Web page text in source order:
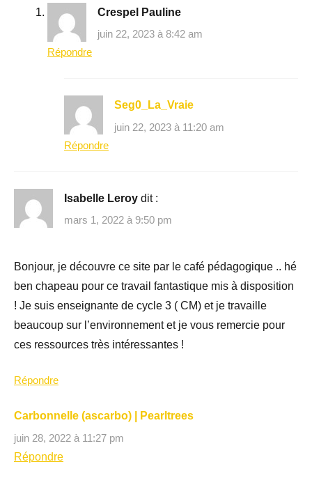
Crespel Pauline
juin 22, 2023 à 8:42 am
Répondre
Seg0_La_Vraie
juin 22, 2023 à 11:20 am
Répondre
Isabelle Leroy dit :
mars 1, 2022 à 9:50 pm
Bonjour, je découvre ce site par le café pédagogique .. hé
ben chapeau pour ce travail fantastique mis à disposition
! Je suis enseignante de cycle 3 ( CM) et je travaille
beaucoup sur l’environnement et je vous remercie pour
ces ressources très intéressantes !
Répondre
Carbonnelle (ascarbo) | Pearltrees
juin 28, 2022 à 11:27 pm
Répondre